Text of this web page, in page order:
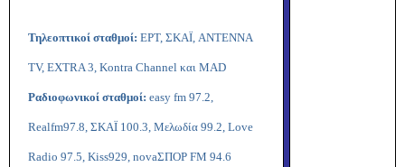
Τηλεοπτικοί σταθμοί: ΕΡΤ, ΣΚΑΪ, ANTENNA
TV, EXTRA3, Kontra Channel και MAD
Ραδιοφωνικοί σταθμοί: easy fm 97.2,
Realfm97.8, ΣΚΑΪ 100.3, Μελωδία 99.2, Love
Radio 97.5, Kiss929, novaΣΠΟΡ FM 94.6